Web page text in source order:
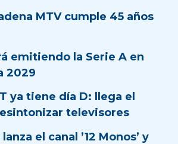
MTV cumple 45 años
emitiendo la Serie A en
2029
ya tiene día D: llega el
televisores
el canal ’12 Monos’ y